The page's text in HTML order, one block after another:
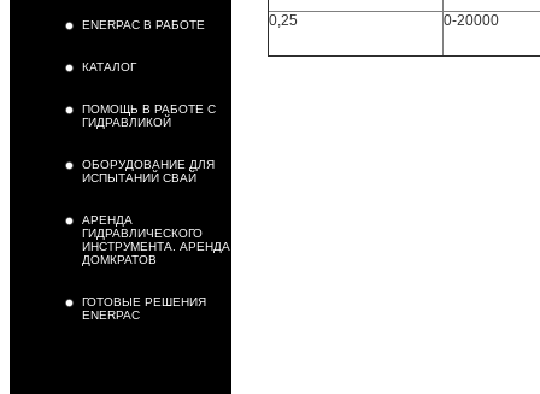
ENERPAC В РАБОТЕ
КАТАЛОГ
ПОМОЩЬ В РАБОТЕ С
ГИДРАВЛИКОЙ
ОБОРУДОВАНИЕ ДЛЯ
ИСПЫТАНИЙ СВАЙ
АРЕНДА
ГИДРАВЛИЧЕСКОГО
ИНСТРУМЕНТА. АРЕНДА
ДОМКРАТОВ
ГОТОВЫЕ РЕШЕНИЯ
ENERPAC
0,25 0-20000